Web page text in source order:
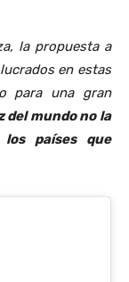
la propuesta a
en estas
para una gran
del mundo no la
países que